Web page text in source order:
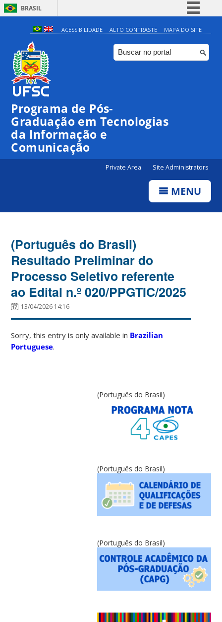
BRASIL
Simplifique!
Comunica BR
Participe
ACESSIBILIDADE ALTO CONTRASTE MAPA DO SITE
Programa de Pós-
Graduação em Tecnologias
da Informação e
Comunicação
Private Area Site Administrators
MENU
(Português do Brasil)
Resultado Preliminar do
Processo Seletivo referente
ao Edital n.º 020/PPGTIC/2025
13/04/2026 14:16
Sorry, this entry is only available in Brazilian
Portuguese.
(Português do Brasil)
(Português do Brasil)
(Português do Brasil)